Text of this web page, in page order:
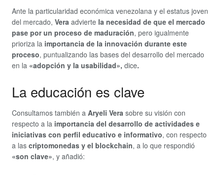
Ante la particularidad económica venezolana y el estatus joven
del mercado, Vera advierte la necesidad de que el mercado
pase por un proceso de maduración, pero igualmente
prioriza la importancia de la innovación durante este
proceso, puntualizando las bases del desarrollo del mercado
en la «adopción y la usabilidad», dice.
La educación es clave
Consultamos también a Aryeli Vera sobre su visión con
respecto a la importancia del desarrollo de actividades e
iniciativas con perfil educativo e informativo, con respecto
a las criptomonedas y el blockchain, a lo que respondió
«son clave», y añadió: